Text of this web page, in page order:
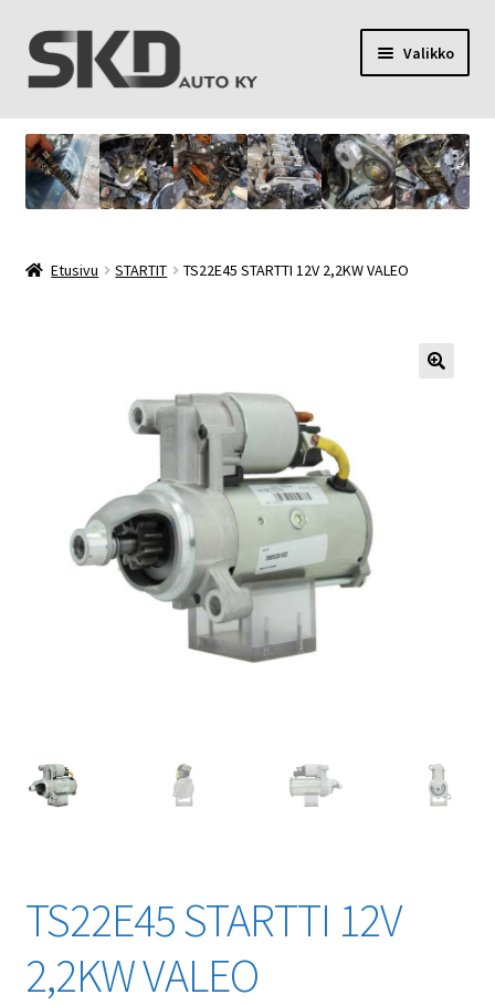
Siirry
navigointiin
Siirry
sisältöön
Valikko
SKD Auto Ky
Toimitusehdot
Tietosuojaseloste
Etusivu STARTIT TS22E45 STARTTI 12V 2,2KW VALEO
TS22E45 STARTTI 12V
2,2KW VALEO